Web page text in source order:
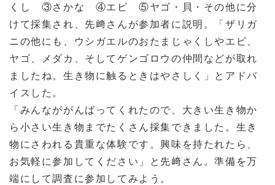
くし ③さかな ④エビ ⑤ヤゴ・貝・その他に分
けて採集され、先﨑さんが参加者に説明。「ザリガ
ニの他にも、ウシガエルのおたまじゃくしやエビ、
ヤゴ、メダカ、そしてゲンゴロウの仲間などが取れ
ましたね。生き物に触るときはやさしく」とアドバ
イスした。
「みんなががんばってくれたので、大きい生き物か
ら小さい生き物までたくさん採集できました。生き
物にさわれる貴重な体験です。興味を持たれたら、
お気軽に参加してください」と先﨑さん。準備を万
端にして調査に参加してみよう。